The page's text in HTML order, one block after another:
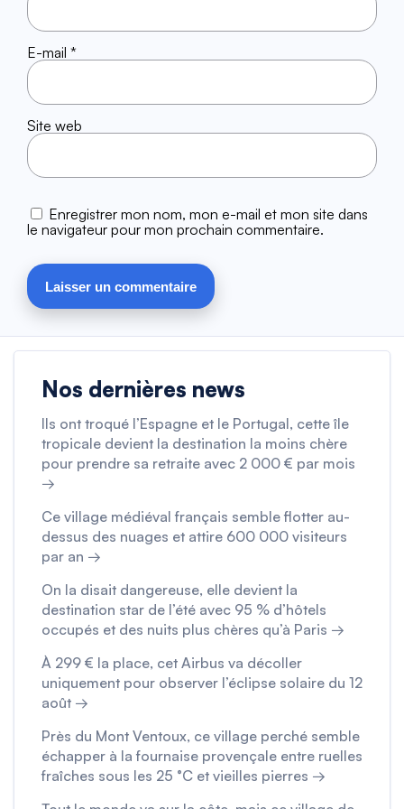
E-mail *
Site web
Enregistrer mon nom, mon e-mail et mon site dans
le navigateur pour mon prochain commentaire.
Nos dernières news
Ils ont troqué l’Espagne et le Portugal, cette île
tropicale devient la destination la moins chère
pour prendre sa retraite avec 2 000 € par mois
→
Ce village médiéval français semble flotter au-
dessus des nuages et attire 600 000 visiteurs
par an →
On la disait dangereuse, elle devient la
destination star de l’été avec 95 % d’hôtels
occupés et des nuits plus chères qu’à Paris →
À 299 € la place, cet Airbus va décoller
uniquement pour observer l’éclipse solaire du 12
août →
Près du Mont Ventoux, ce village perché semble
échapper à la fournaise provençale entre ruelles
fraîches sous les 25 °C et vieilles pierres →